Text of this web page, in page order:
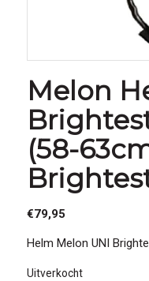
Melon
(58-
€79,95
Helm Melon UNI
Uitverkocht